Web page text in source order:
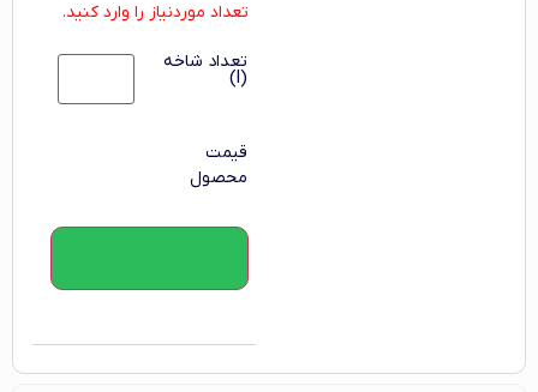
تعداد موردنیاز را وارد کنید.
تعداد شاخه
(l)
قیمت
محصول